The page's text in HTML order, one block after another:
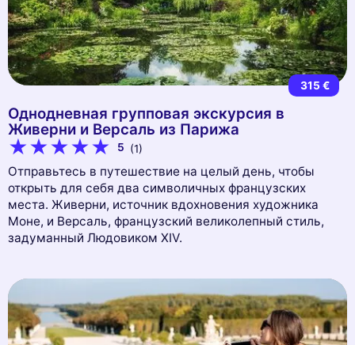
315 €
Однодневная групповая экскурсия в
Живерни и Версаль из Парижа
5 (1)
Отправьтесь в путешествие на целый день, чтобы
открыть для себя два символичных французских
места. Живерни, источник вдохновения художника
Моне, и Версаль, французский великолепный стиль,
задуманный Людовиком XIV.